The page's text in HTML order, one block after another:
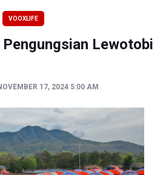
Penyelidikan Penyebab Kebakaran
Harga Patokan Batu Bara Agustus
VOOXLIFE
Lewotobi
17, 2024 5:00 AM